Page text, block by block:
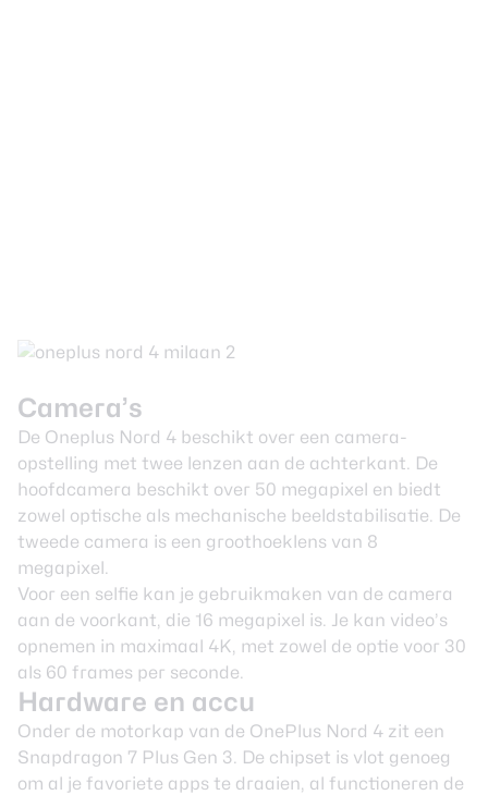
Camera’s
De Oneplus Nord 4 beschikt over een camera-
opstelling met twee lenzen aan de achterkant. De
hoofdcamera beschikt over 50 megapixel en biedt
zowel optische als mechanische beeldstabilisatie. De
tweede camera is een groothoeklens van 8
megapixel.
Voor een selfie kan je gebruikmaken van de camera
aan de voorkant, die 16 megapixel is. Je kan video’s
opnemen in maximaal 4K, met zowel de optie voor 30
als 60 frames per seconde.
Hardware en accu
Onder de motorkap van de OnePlus Nord 4 zit een
Snapdragon 7 Plus Gen 3. De chipset is vlot genoeg
om al je favoriete apps te draaien, al functioneren de